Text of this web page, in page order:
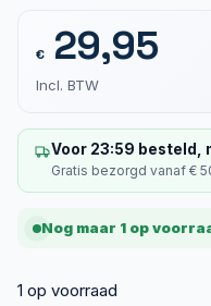
€29,95
Incl. BTW
Voor 23:59 besteld,
Gratis bezorgd vanaf €
Nog maar 1 op
1 op voorraad